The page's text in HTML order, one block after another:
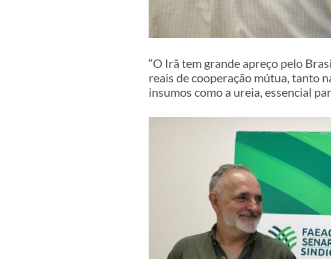
“O Irã tem grande apreço pelo
reais de cooperação mútua, tanto
insumos como a ureia, essencial